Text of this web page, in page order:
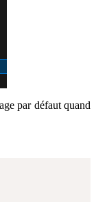
par défaut quand